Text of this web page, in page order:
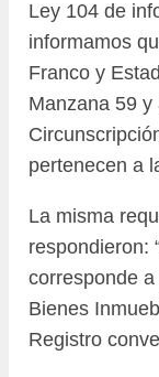
Ley 104 de
informamos
Franco y
Manzana 59
pertenecen a
La misma
respondieron:
corresponde
Bienes
Registro